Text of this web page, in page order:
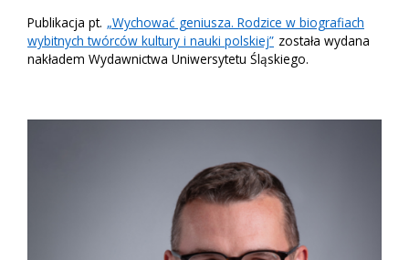
Publikacja pt. „Wychować geniusza. Rodzice w biografiach
wybitnych twórców kultury i nauki polskiej” została wydana
nakładem Wydawnictwa Uniwersytetu Śląskiego.